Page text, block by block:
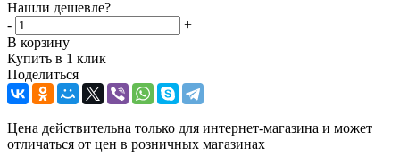
Нашли дешевле?
-
+
В корзину
Купить в 1 клик
Поделиться
Цена действительна только для интернет-магазина и может
отличаться от цен в розничных магазинах